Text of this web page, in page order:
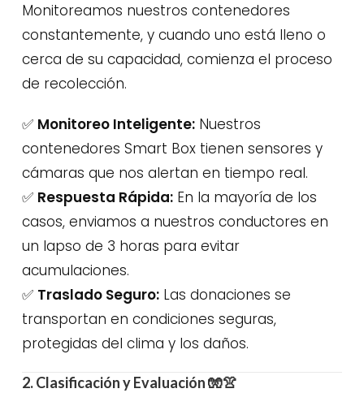
Monitoreamos nuestros contenedores
constantemente, y cuando uno está lleno o
cerca de su capacidad, comienza el proceso
de recolección.
✅ Monitoreo Inteligente:Nuestros
contenedores Smart Box tienen sensores y
cámaras que nos alertan en tiempo real.
✅ Respuesta Rápida:En la mayoría de los
casos, enviamos a nuestros conductores en
un lapso de 3 horas para evitar
acumulaciones.
✅ Traslado Seguro:Las donaciones se
transportan en condiciones seguras,
protegidas del clima y los daños.
2. Clasificación y Evaluación🧤👚